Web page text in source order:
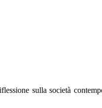
sulla società